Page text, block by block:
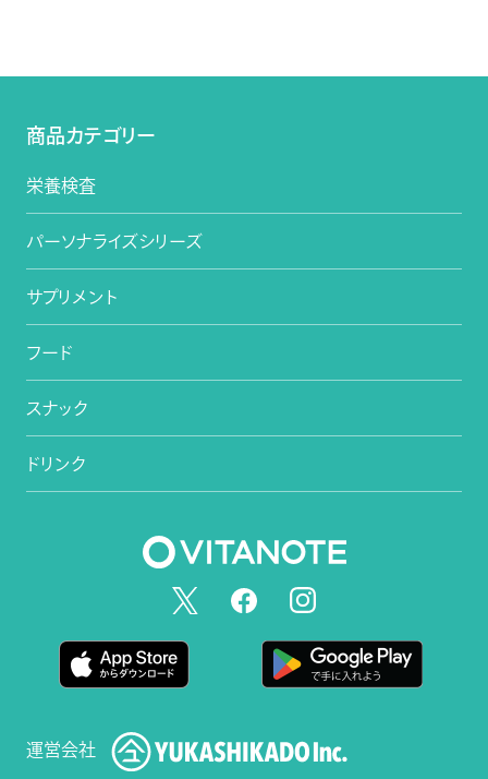
商品カテゴリー
栄養検査
パーソナライズシリーズ
サプリメント
フード
スナック
ドリンク
運営会社